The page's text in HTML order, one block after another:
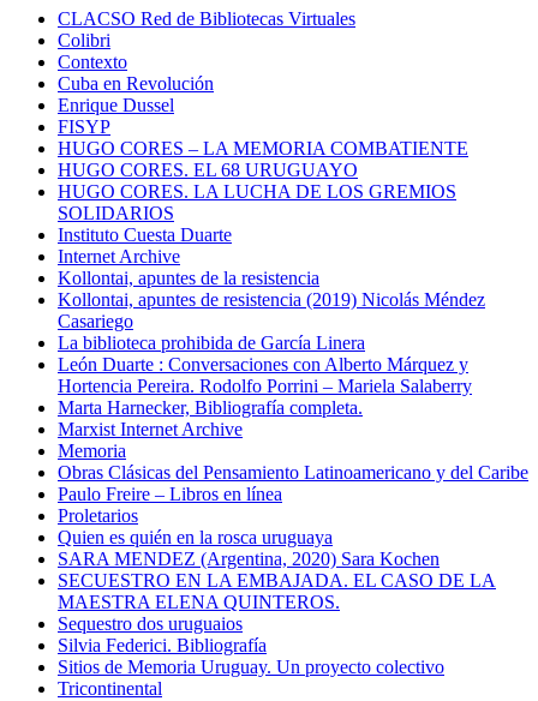
CLACSO Red de Bibliotecas Virtuales
Colibri
Contexto
Cuba en Revolución
Enrique Dussel
FISYP
HUGO CORES – LA MEMORIA COMBATIENTE
HUGO CORES. EL 68 URUGUAYO
HUGO CORES. LA LUCHA DE LOS GREMIOS
SOLIDARIOS
Instituto Cuesta Duarte
Internet Archive
Kollontai, apuntes de la resistencia
Kollontai, apuntes de resistencia (2019) Nicolás Méndez
Casariego
La biblioteca prohibida de García Linera
León Duarte : Conversaciones con Alberto Márquez y
Hortencia Pereira. Rodolfo Porrini – Mariela Salaberry
Marta Harnecker, Bibliografía completa.
Marxist Internet Archive
Memoria
Obras Clásicas del Pensamiento Latinoamericano y del Caribe
Paulo Freire – Libros en línea
Proletarios
Quien es quién en la rosca uruguaya
SARA MENDEZ (Argentina, 2020) Sara Kochen
SECUESTRO EN LA EMBAJADA. EL CASO DE LA
MAESTRA ELENA QUINTEROS.
Sequestro dos uruguaios
Silvia Federici. Bibliografía
Sitios de Memoria Uruguay. Un proyecto colectivo
Tricontinental